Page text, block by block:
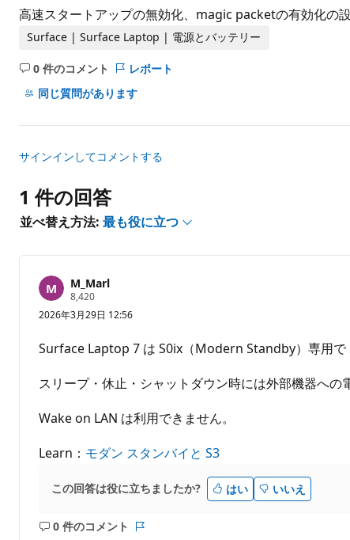
高速スタートアップの無効化、magic packetの有効化の設
Surface | Surface Laptop | 電源とバッテリー
0 件のコメント
コ
メ
ト
あ
ま
せ
ん
レポート
同じ質問があります
サインインしてコメントする
1 件の回答
並べ替え方法: 最も役に立つ
M_Marl
8,420評
価
の
イ
ン
2026年3月29日 12:56
Surface Laptop 7 は S0ix（Modern Standby）専用で
スリープ・休止・シャットダウン時には外部機器への
Wake on LAN は利用できません。
Learn： モダン スタンバイと S3
この回答は役に立ちましたか? はい いいえ
0 件のコメント
コ